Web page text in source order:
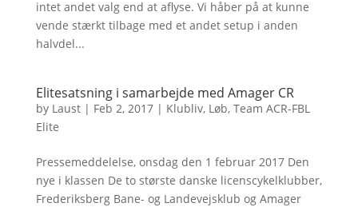
intet andet valg end at aflyse. Vi håber på at kunne
vende stærkt tilbage med et andet setup i anden
halvdel...
Elitesatsning i samarbejde med Amager CR
by Laust| Feb 2, 2017| Klubliv, Løb, Team ACR-FBL
Elite
Pressemeddelelse, onsdag den 1 februar 2017 Den
nye i klassen De to største danske licenscykelklubber,
Frederiksberg Bane- og Landevejsklub og Amager